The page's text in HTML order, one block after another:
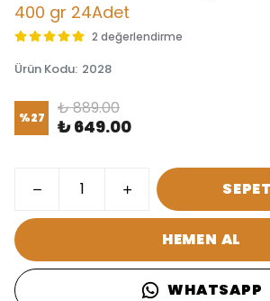
400 gr 24Adet
2 değerlendirme
Ürün Kodu: 2028
%27 ₺ 889.00
₺ 649.00
HEMEN AL
WHATSAPP